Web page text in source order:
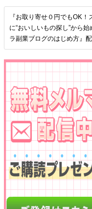
『お取り寄せ０円でもOK！
に“おいしいもの探し”から始
ラ副業ブログのはじめ方』